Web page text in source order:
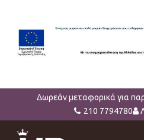
Δωρεάν μεταφορικά για
210 7794780